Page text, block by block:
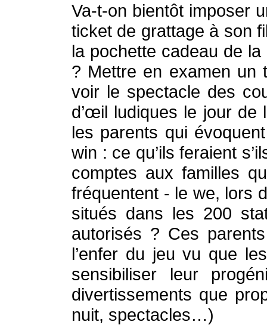
Va-t-on bientôt imposer
ticket de grattage à son
la pochette cadeau de
? Mettre en examen un
voir le spectacle des
d’œil ludiques le jour de
les parents qui
win : ce qu’ils feraient
comptes aux familles
fréquentent - le we, lors
situés dans les 200
autorisés ? Ces
l’enfer du jeu vu que
sensibiliser leur
divertissements que
nuit, spectacles…)